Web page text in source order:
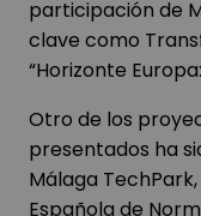
participación de
clave como
“Horizonte
Otro de los
presentados ha
Málaga
Española de